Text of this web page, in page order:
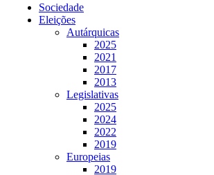
Sociedade
Eleições
Autárquicas
2025
2021
2017
2013
Legislativas
2025
2024
2022
2019
Europeias
2019